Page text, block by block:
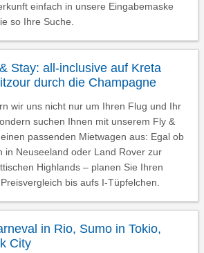
einfach in unsere Eingabemaske
so Ihre Suche.
Stay: all-inclusive auf Kreta
durch die Champagne
wir uns nicht nur um Ihren Flug und Ihr
suchen Ihnen mit unserem Fly &
passenden Mietwagen aus: Egal ob
in Neuseeland oder Land Rover zur
Highlands – planen Sie Ihren
bis aufs I-Tüpfelchen.
in Rio, Sumo in Tokio,
City